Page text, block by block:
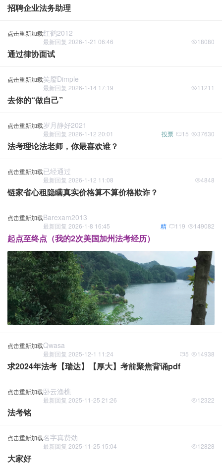
招聘企业法务助理
点击重新加载红鹤2012
最新回复 2026-1-21 06:46 18080
通过律协面试
点击重新加载笑靥dimple
最新回复 2026-1-14 17:19 11211
去你的“做自己”
点击重新加载岁月静好2021
最新回复 2026-1-12 20:01 37630
15
投票
法考理论法老师，你最喜欢谁？
点击重新加载已经通过
最新回复 2026-1-12 11:08 4848
链家省心租隐瞒真实价格算不算价格欺诈？
点击重新加载Barexam2013
最新回复 2026-1-8 16:45 149082
119
精
起点至终点（我的2次美国加州法考经历）
点击重新加载Qwasa
最新回复 2025-12-1 11:24 14938
5
求2024年法考【瑞达】【厚大】考前聚焦背诵pdf
点击重新加载卧云渔樵
最新回复 2025-11-25 21:26 12322
法考铭
点击重新加载名字真费劲
最新回复 2025-11-25 15:04 12828
大家好